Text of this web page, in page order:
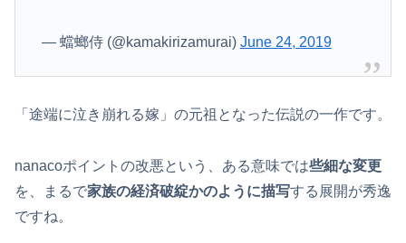
— 蟷螂侍 (@kamakirizamurai) June 24, 2019
「途端に泣き崩れる嫁」の元祖となった伝説の一作です。
nanacoポイントの改悪という、ある意味では些細な変更
を、まるで家族の経済破綻かのように描写する展開が秀逸
ですね。